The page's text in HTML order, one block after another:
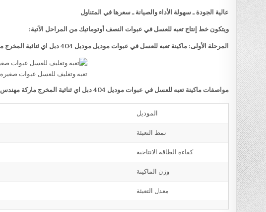
عالية الجودة ـ سهولة الأداء والصيانة ـ سعرها في المتناول
ويتكون خط إنتاج تعبه للعسل في عبوات النصف أوتوماتيك من المراحل الآتية:
المرحلة الأولى: ماكينة تعبه للعسل في عبوات موديل موديل 404 دبل اي ثنائية المخرج ماركة مهندس منسي
تعبه وتغليف للعسل عبوات صغيره
مواصفات ماكينة تعبه للعسل في عبوات موديل 404 دبل اي ثنائية المخرج ماركة مهندس منسي
الموديل
نمط التعبئة
كفاءة الطاقه الانتاجية
وزن الماكينة
معدل التعبئة